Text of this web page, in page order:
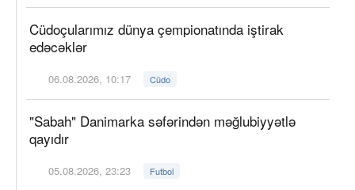
Cüdoçularımız dünya çempionatında iştirak
edəcəklər
06.08.2026, 10:17 Cüdo
"Sabah" Danimarka səfərindən məğlubiyyətlə
qayıdır
05.08.2026, 23:23 Futbol